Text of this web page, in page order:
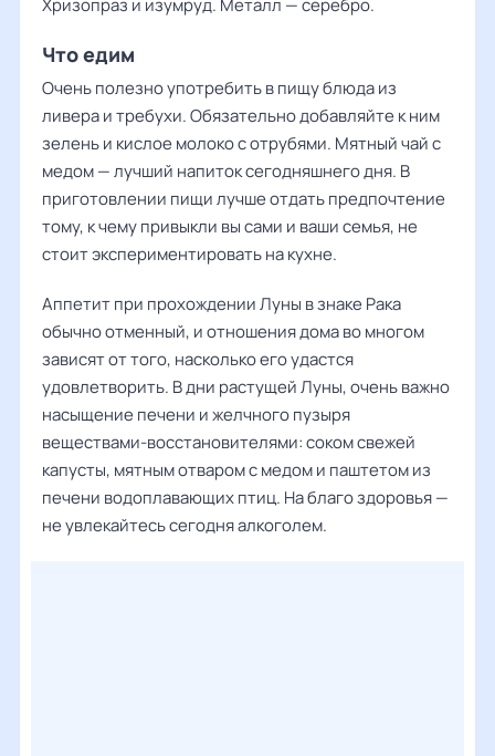
Хризопраз и изумруд. Металл — серебро.
Что едим
Очень полезно употребить в пищу блюда из
ливера и требухи. Обязательно добавляйте к ним
зелень и кислое молоко с отрубями. Мятный чай с
медом — лучший напиток сегодняшнего дня. В
приготовлении пищи лучше отдать предпочтение
тому, к чему привыкли вы сами и ваши семья, не
стоит экспериментировать на кухне.
Аппетит при прохождении Луны в знаке Рака
обычно отменный, и отношения дома во многом
зависят от того, насколько его удастся
удовлетворить. В дни растущей Луны, очень важно
насыщение печени и желчного пузыря
веществами-восстановителями: соком свежей
капусты, мятным отваром с медом и паштетом из
печени водоплавающих птиц. На благо здоровья —
не увлекайтесь сегодня алкоголем.